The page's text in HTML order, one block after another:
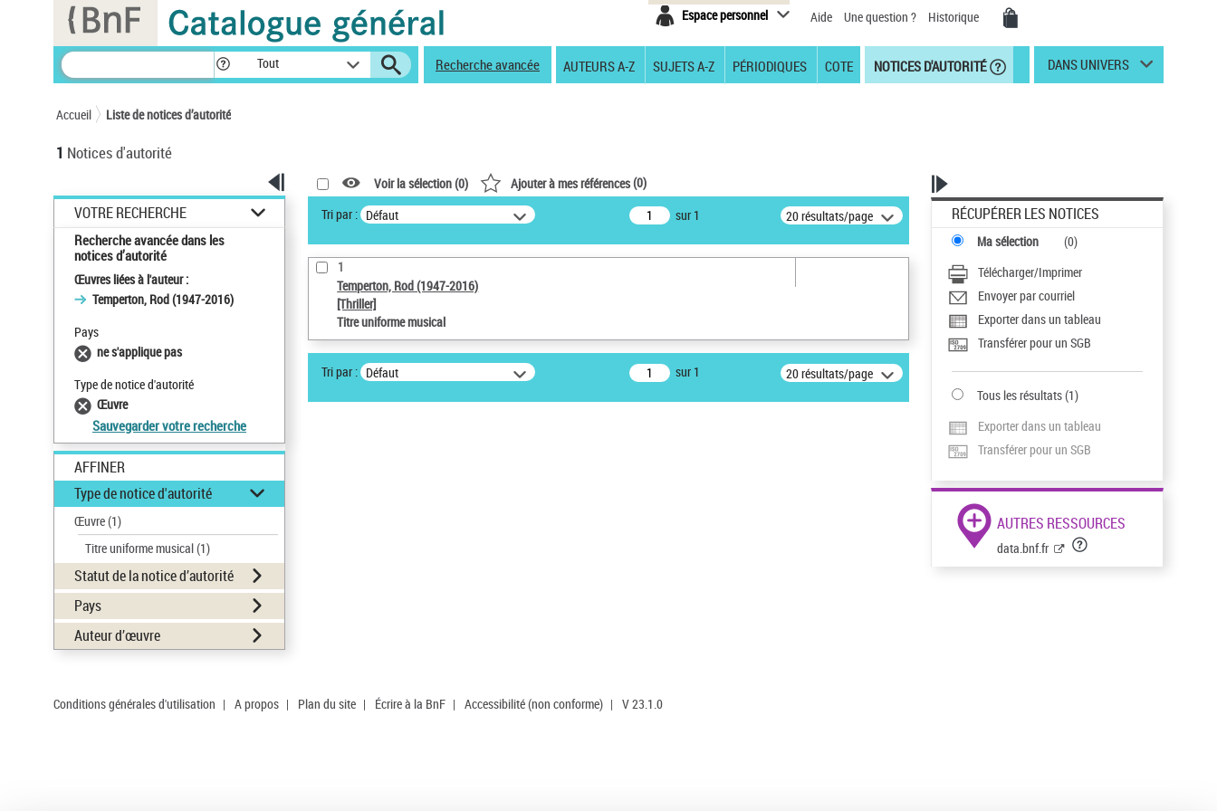
Espace personnel Aide Une question ? Historique
Tout Recherche avancée AUTEURS A-Z SUJETS A-Z PÉRIODIQUES COTE NOTICES D'AUTORITÉ DANS UNIVERS
Accueil Liste de notices d’autorité
1 Notices d'autorité
VOTRE RECHERCHE
Recherche avancée dans les
notices d’autorité
Œuvres liées à l'auteur :
Temperton, Rod (1947-2016)
Pays
ne s'applique pas
Type de notice d'autorité
Œuvre
Sauvegarder votre recherche
AFFINER
Type de notice d'autorité
Œuvre(1)
Titre uniforme musical(1)
Statut de la notice d’autorité
Pays
Auteur d’œuvre
Voir la sélection (0) Ajouter à mes références(0)
Tri par : Défaut sur 1 20 résultats/page
1
Temperton, Rod (1947-2016)
[Thriller]
Titre uniforme musical
Tri par : Défaut sur 1 20 résultats/page
RÉCUPÉRER LES NOTICES
Ma sélection (0)
Télécharger/Imprimer
Envoyer par courriel
Exporter dans un tableau
Transférer pour un SGB
Tous les résultats(1)
Exporter dans un tableau
Transférer pour un SGB
AUTRES RESSOURCES
data.bnf.fr
Conditions générales d'utilisation | A propos | Plan du site | Écrire à la BnF | Accessibilité (non conforme) | V 23.1.0
Panneau de gestion des cookies